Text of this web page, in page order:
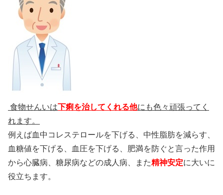
食物せんいは下痢を治してくれる他にも色々頑張ってく
れます。
例えば血中コレステロールを下げる、中性脂肪を減らす、
血糖値を下げる、血圧を下げる、肥満を防ぐと言った作用
から心臓病、糖尿病などの成人病、また精神安定に大いに
役立ちます。